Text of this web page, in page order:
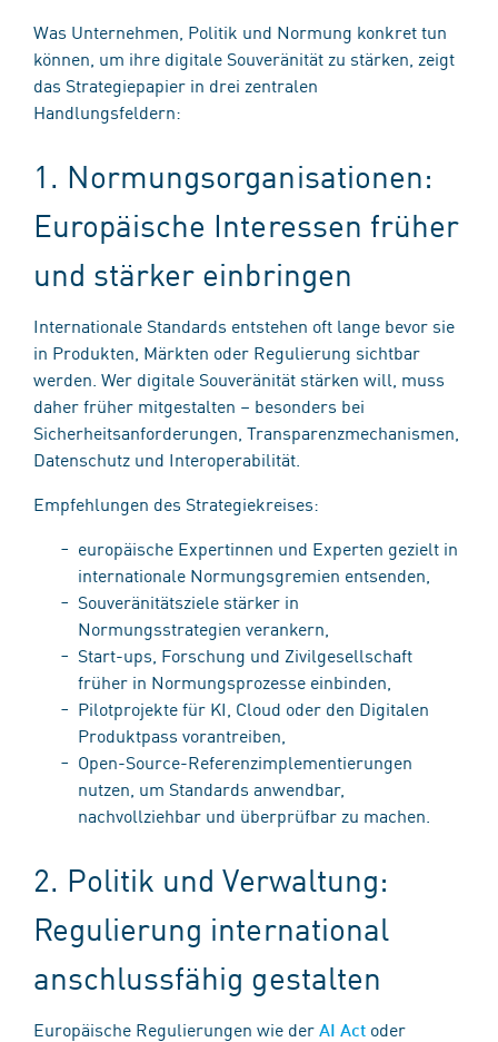
Was Unternehmen, Politik und Normung konkret tun
können, um ihre digitale Souveränität zu stärken, zeigt
das Strategiepapier in drei zentralen
Handlungsfeldern:
1. Normungsorganisationen:
Europäische Interessen früher
und stärker einbringen
Internationale Standards entstehen oft lange bevor sie
in Produkten, Märkten oder Regulierung sichtbar
werden. Wer digitale Souveränität stärken will, muss
daher früher mitgestalten – besonders bei
Sicherheitsanforderungen, Transparenzmechanismen,
Datenschutz und Interoperabilität.
Empfehlungen des Strategiekreises:
europäische Expertinnen und Experten gezielt in
internationale Normungsgremien entsenden,
Souveränitätsziele stärker in
Normungsstrategien verankern,
Start-ups, Forschung und Zivilgesellschaft
früher in Normungsprozesse einbinden,
Pilotprojekte für KI, Cloud oder den Digitalen
Produktpass vorantreiben,
Open-Source-Referenzimplementierungen
nutzen, um Standards anwendbar,
nachvollziehbar und überprüfbar zu machen.
2. Politik und Verwaltung:
Regulierung international
anschlussfähig gestalten
Europäische Regulierungen wie der AI Act oder